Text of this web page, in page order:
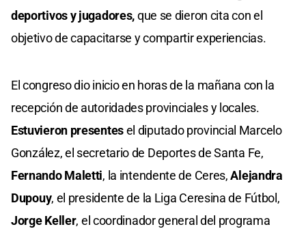
deportivos y jugadores,que se dieron cita con el
objetivo de capacitarse y compartir experiencias.
El congreso dio inicio en horas de la mañana con la
recepción de autoridades provinciales y locales.
Estuvieron presentesel diputado provincial Marcelo
González, el secretario de Deportes de Santa Fe,
Fernando Maletti, la intendente de Ceres,Alejandra
Dupouy, el presidente de la Liga Ceresina de Fútbol,
Jorge Keller, el coordinador general del programa